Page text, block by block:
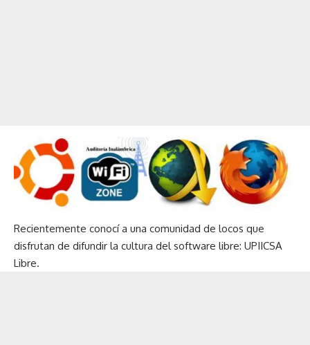
Recientemente conocí a una comunidad de locos que
disfrutan de difundir la cultura del software libre: UPIICSA
Libre.